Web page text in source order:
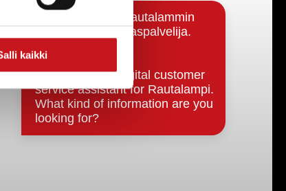
kaikki
esityslistat & pöytäkirjat
Kunnanhallitus
Kunnanvaltuusto